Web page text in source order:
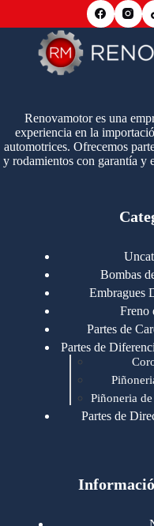
Renovamotor es una
experiencia en la
automotrices. Ofrecemos
y rodamientos con garantía y
Bombas
Embragues
Freno
Partes de
Partes de
Piñoneria
Partes de